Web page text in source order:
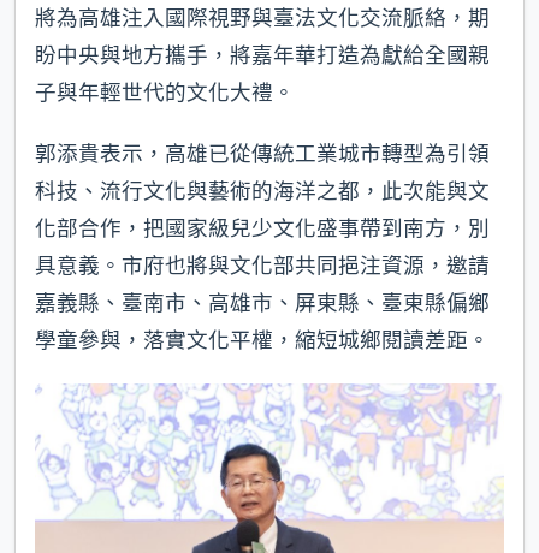
將為高雄注入國際視野與臺法文化交流脈絡，期
盼中央與地方攜手，將嘉年華打造為獻給全國親
子與年輕世代的文化大禮。
郭添貴表示，高雄已從傳統工業城市轉型為引領
科技、流行文化與藝術的海洋之都，此次能與文
化部合作，把國家級兒少文化盛事帶到南方，別
具意義。市府也將與文化部共同挹注資源，邀請
嘉義縣、臺南市、高雄市、屏東縣、臺東縣偏鄉
學童參與，落實文化平權，縮短城鄉閱讀差距。